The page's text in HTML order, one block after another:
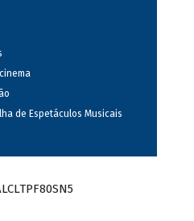
de Espetáculos Musicais